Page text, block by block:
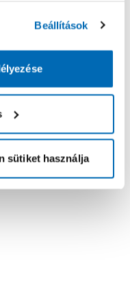
Beállítások
sütiket használja